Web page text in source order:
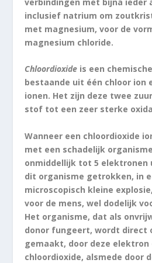
inclusief natrium om
met magnesium, voor de
magnesium chloride.
Chloordioxide is een
bestaande uit één chloor ion
ionen. Het zijn deze twee
stof tot een zeer sterke
Wanneer een chloordioxide
met een schadelijk
onmiddellijk tot 5 elektronen
dit organisme getrokken, in
microscopisch kleine
voor de mens, wel dodelijk
Het organisme, dat als
donor fungeert, wordt direct
gemaakt, door deze elektron
chloordioxide, alsmede door